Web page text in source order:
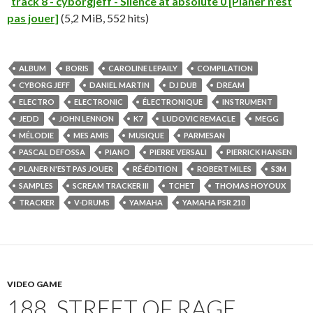
pas jouer] (5,2 MiB, 552 hits)
ALBUM BORIS CAROLINE LEPAILY
COMPILATION
CYBORG JEFF
DANIEL MARTIN DJ DUB
DREAM
ELECTRO
ELECTRONIC ÉLECTRONIQUE
INSTRUMENT
JEDD
JOHN LENNON K7 LUDOVIC REMACLE
MEGG
MÉLODIE
MES AMIS MUSIQUE
PARMESAN
PASCAL DEFOSSA
PIANO PIERRE VERSALI
PIERRICK HANSEN
PLANER N'EST PAS JOUER
RÉ-ÉDITION ROBERT MILES
S3M
SAMPLES
SCREAM TRACKER III TCHET
THOMAS HOYOUX
TRACKER
V-DRUMS YAMAHA YAMAHA PSR 210
VIDEO GAME